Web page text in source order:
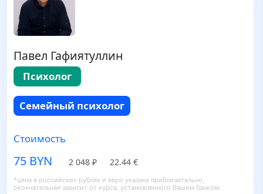
Павел Гафиятуллин
Психолог
Семейный психолог
Стоимость
75 BYN 2 048 ₽ 22.44 €
*цена в российских рублях и евро указана приблизительно,
окончательная зависит от курса, установленного Вашим банком.